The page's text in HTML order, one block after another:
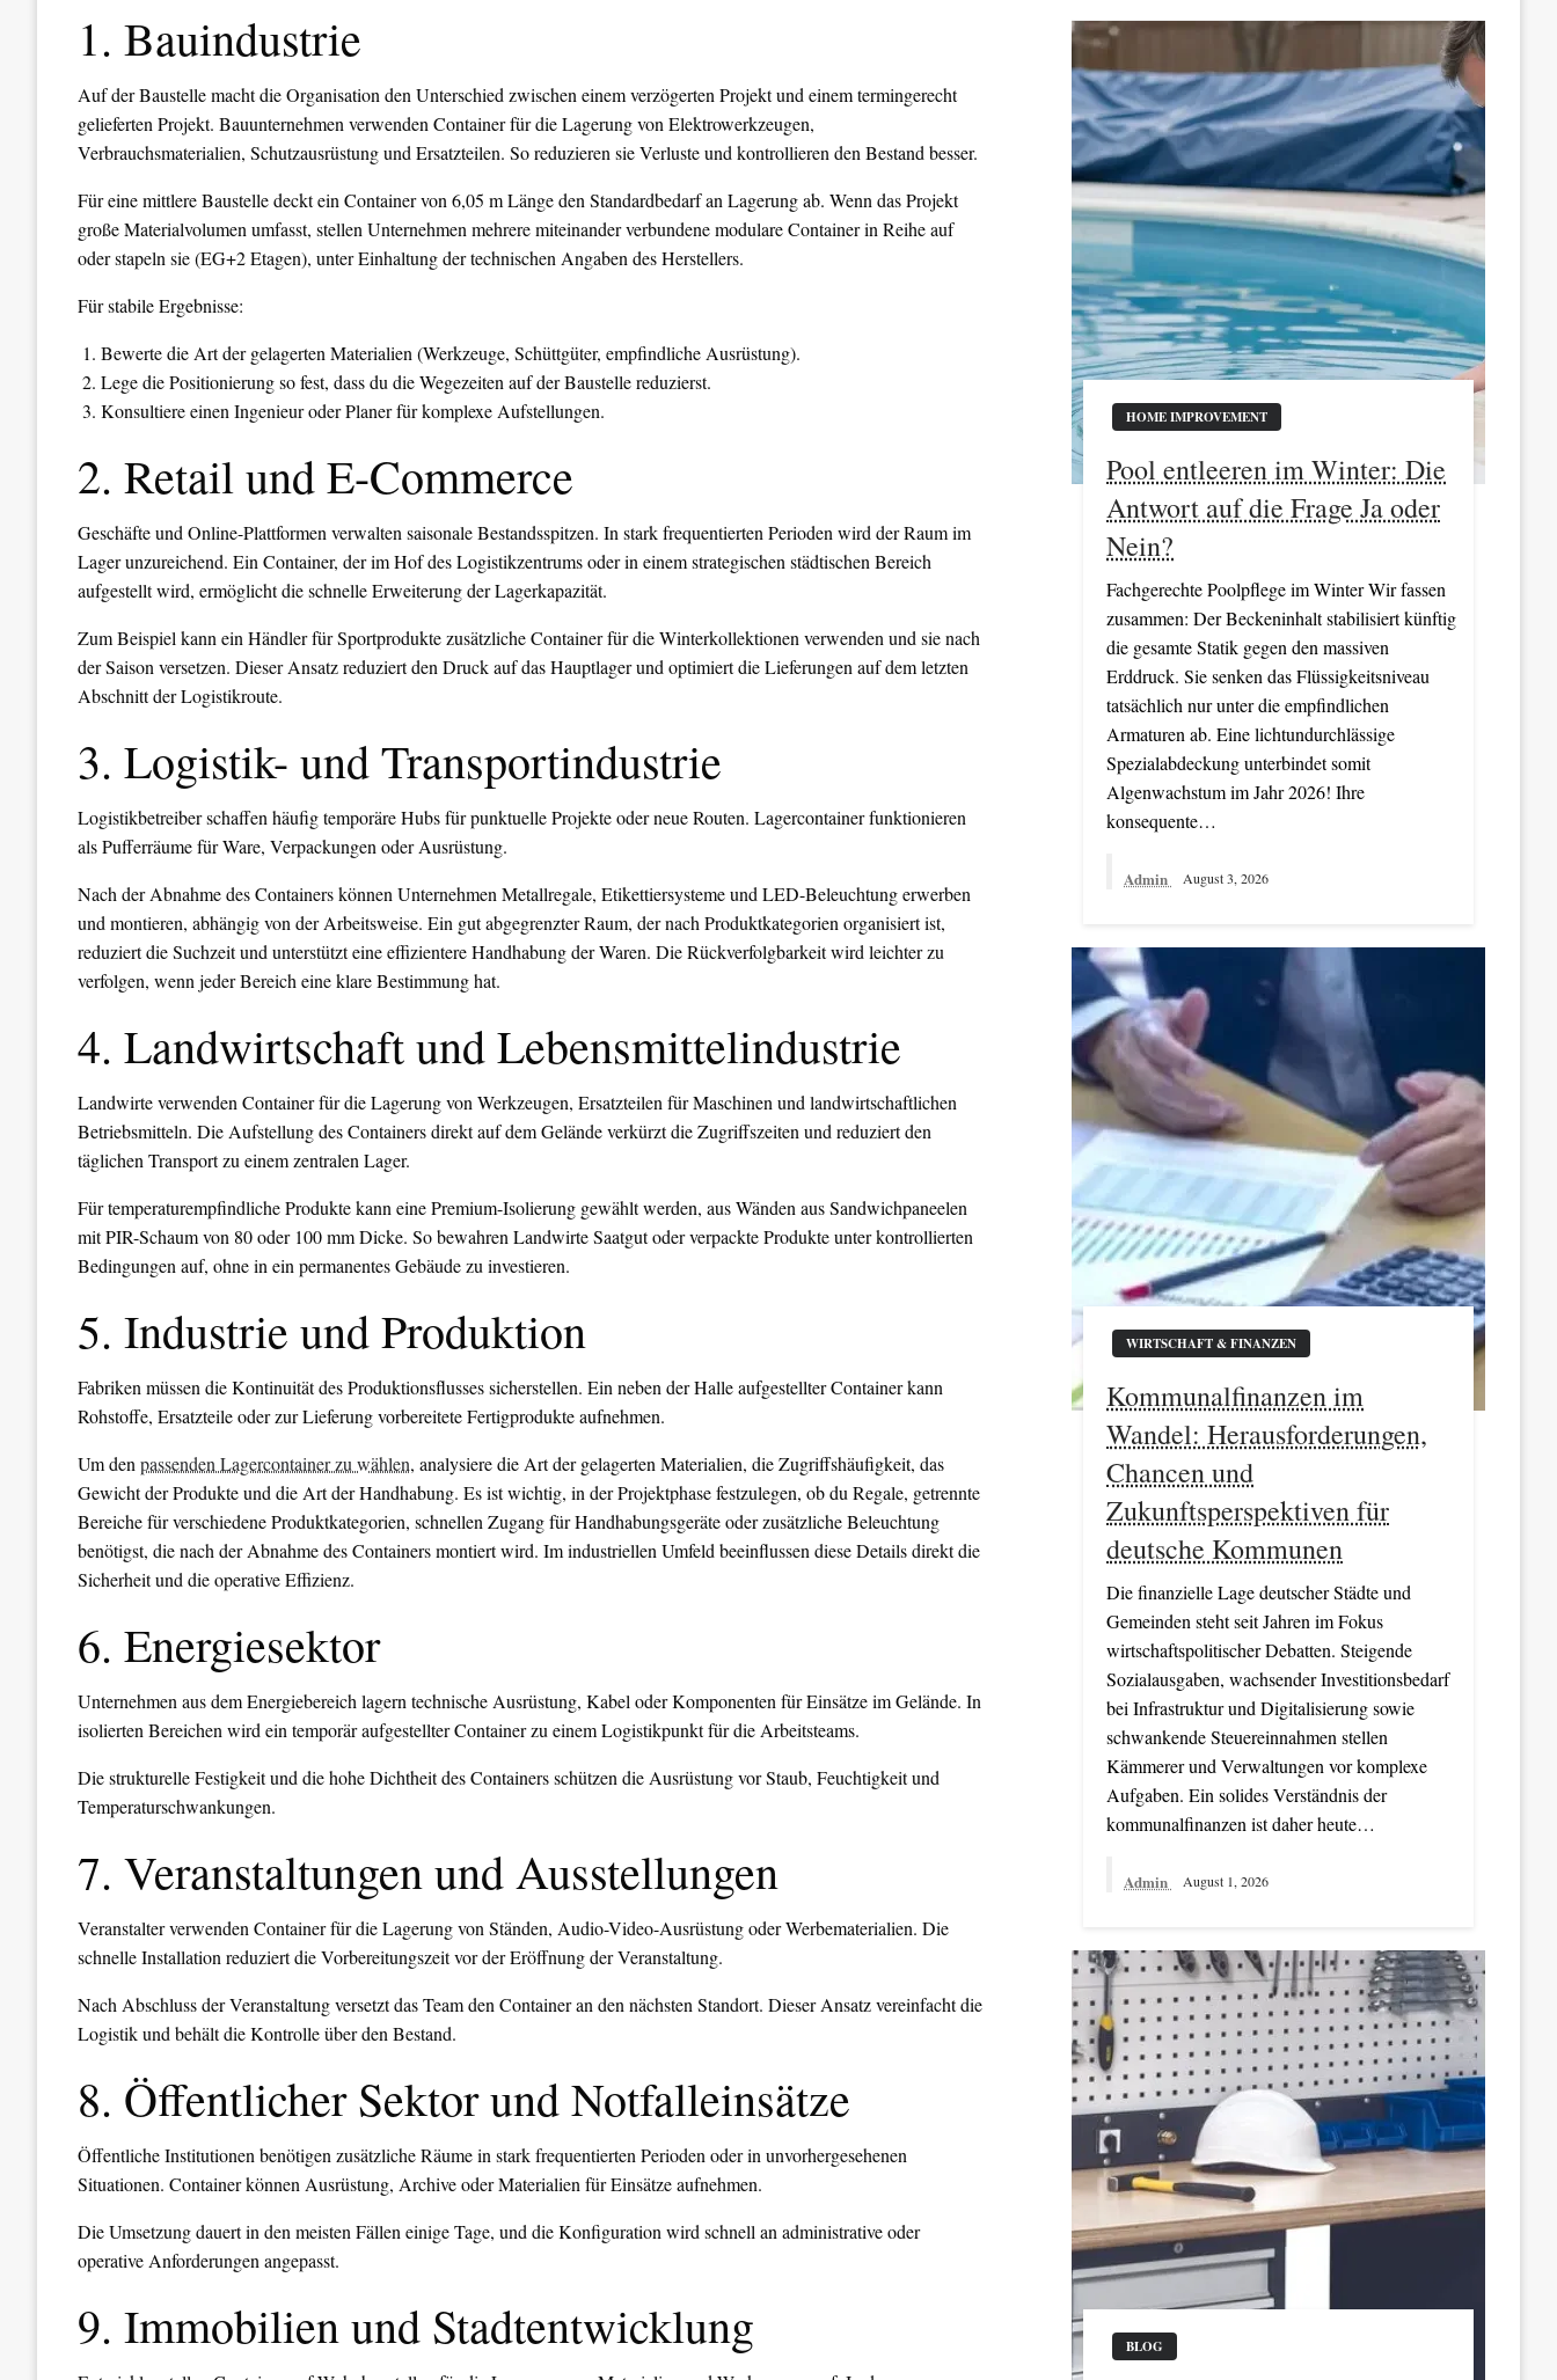
1. Bauindustrie
Auf der Baustelle macht die Organisation den Unterschied zwischen einem verzögerten Projekt und einem termingerecht
gelieferten Projekt. Bauunternehmen verwenden Container für die Lagerung von Elektrowerkzeugen,
Verbrauchsmaterialien, Schutzausrüstung und Ersatzteilen. So reduzieren sie Verluste und kontrollieren den Bestand besser.
Für eine mittlere Baustelle deckt ein Container von 6,05 m Länge den Standardbedarf an Lagerung ab. Wenn das Projekt
große Materialvolumen umfasst, stellen Unternehmen mehrere miteinander verbundene modulare Container in Reihe auf
oder stapeln sie (EG+2 Etagen), unter Einhaltung der technischen Angaben des Herstellers.
Für stabile Ergebnisse:
Bewerte die Art der gelagerten Materialien (Werkzeuge, Schüttgüter, empfindliche Ausrüstung).
Lege die Positionierung so fest, dass du die Wegezeiten auf der Baustelle reduzierst.
Konsultiere einen Ingenieur oder Planer für komplexe Aufstellungen.
2. Retail und E-Commerce
Geschäfte und Online-Plattformen verwalten saisonale Bestandsspitzen. In stark frequentierten Perioden wird der Raum im
Lager unzureichend. Ein Container, der im Hof des Logistikzentrums oder in einem strategischen städtischen Bereich
aufgestellt wird, ermöglicht die schnelle Erweiterung der Lagerkapazität.
Zum Beispiel kann ein Händler für Sportprodukte zusätzliche Container für die Winterkollektionen verwenden und sie nach
der Saison versetzen. Dieser Ansatz reduziert den Druck auf das Hauptlager und optimiert die Lieferungen auf dem letzten
Abschnitt der Logistikroute.
3. Logistik- und Transportindustrie
Logistikbetreiber schaffen häufig temporäre Hubs für punktuelle Projekte oder neue Routen. Lagercontainer funktionieren
als Pufferräume für Ware, Verpackungen oder Ausrüstung.
Nach der Abnahme des Containers können Unternehmen Metallregale, Etikettiersysteme und LED-Beleuchtung erwerben
und montieren, abhängig von der Arbeitsweise. Ein gut abgegrenzter Raum, der nach Produktkategorien organisiert ist,
reduziert die Suchzeit und unterstützt eine effizientere Handhabung der Waren. Die Rückverfolgbarkeit wird leichter zu
verfolgen, wenn jeder Bereich eine klare Bestimmung hat.
4. Landwirtschaft und Lebensmittelindustrie
Landwirte verwenden Container für die Lagerung von Werkzeugen, Ersatzteilen für Maschinen und landwirtschaftlichen
Betriebsmitteln. Die Aufstellung des Containers direkt auf dem Gelände verkürzt die Zugriffszeiten und reduziert den
täglichen Transport zu einem zentralen Lager.
Für temperaturempfindliche Produkte kann eine Premium-Isolierung gewählt werden, aus Wänden aus Sandwichpaneelen
mit PIR-Schaum von 80 oder 100 mm Dicke. So bewahren Landwirte Saatgut oder verpackte Produkte unter kontrollierten
Bedingungen auf, ohne in ein permanentes Gebäude zu investieren.
5. Industrie und Produktion
Fabriken müssen die Kontinuität des Produktionsflusses sicherstellen. Ein neben der Halle aufgestellter Container kann
Rohstoffe, Ersatzteile oder zur Lieferung vorbereitete Fertigprodukte aufnehmen.
Um denpassenden Lagercontainer zu wählen, analysiere die Art der gelagerten Materialien, die Zugriffshäufigkeit, das
Gewicht der Produkte und die Art der Handhabung. Es ist wichtig, in der Projektphase festzulegen, ob du Regale, getrennte
Bereiche für verschiedene Produktkategorien, schnellen Zugang für Handhabungsgeräte oder zusätzliche Beleuchtung
benötigst, die nach der Abnahme des Containers montiert wird. Im industriellen Umfeld beeinflussen diese Details direkt die
Sicherheit und die operative Effizienz.
6. Energiesektor
Unternehmen aus dem Energiebereich lagern technische Ausrüstung, Kabel oder Komponenten für Einsätze im Gelände. In
isolierten Bereichen wird ein temporär aufgestellter Container zu einem Logistikpunkt für die Arbeitsteams.
Die strukturelle Festigkeit und die hohe Dichtheit des Containers schützen die Ausrüstung vor Staub, Feuchtigkeit und
Temperaturschwankungen.
7. Veranstaltungen und Ausstellungen
Veranstalter verwenden Container für die Lagerung von Ständen, Audio-Video-Ausrüstung oder Werbematerialien. Die
schnelle Installation reduziert die Vorbereitungszeit vor der Eröffnung der Veranstaltung.
Nach Abschluss der Veranstaltung versetzt das Team den Container an den nächsten Standort. Dieser Ansatz vereinfacht die
Logistik und behält die Kontrolle über den Bestand.
8. Öffentlicher Sektor und Notfalleinsätze
Öffentliche Institutionen benötigen zusätzliche Räume in stark frequentierten Perioden oder in unvorhergesehenen
Situationen. Container können Ausrüstung, Archive oder Materialien für Einsätze aufnehmen.
Die Umsetzung dauert in den meisten Fällen einige Tage, und die Konfiguration wird schnell an administrative oder
operative Anforderungen angepasst.
9. Immobilien und Stadtentwicklung
HOME IMPROVEMENT
Pool entleeren im Winter: Die
Antwort auf die Frage Ja oder
Nein?
Fachgerechte Poolpflege im Winter Wir fassen
zusammen: Der Beckeninhalt stabilisiert künftig
die gesamte Statik gegen den massiven
Erddruck. Sie senken das Flüssigkeitsniveau
tatsächlich nur unter die empfindlichen
Armaturen ab. Eine lichtundurchlässige
Spezialabdeckung unterbindet somit
Algenwachstum im Jahr 2026! Ihre
konsequente…
Admin August 3, 2026
WIRTSCHAFT & FINANZEN
Kommunalfinanzen im
Wandel: Herausforderungen,
Chancen und
Zukunftsperspektiven für
deutsche Kommunen
Die finanzielle Lage deutscher Städte und
Gemeinden steht seit Jahren im Fokus
wirtschaftspolitischer Debatten. Steigende
Sozialausgaben, wachsender Investitionsbedarf
bei Infrastruktur und Digitalisierung sowie
schwankende Steuereinnahmen stellen
Kämmerer und Verwaltungen vor komplexe
Aufgaben. Ein solides Verständnis der
kommunalfinanzen ist daher heute…
Admin August 1, 2026
BLOG